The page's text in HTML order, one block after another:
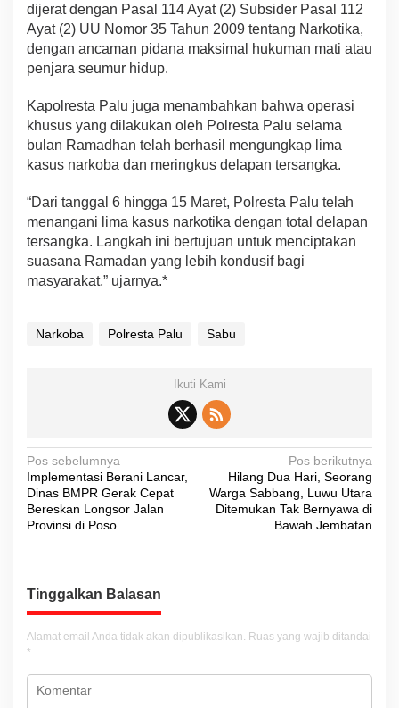
dijerat dengan Pasal 114 Ayat (2) Subsider Pasal 112
Ayat (2) UU Nomor 35 Tahun 2009 tentang Narkotika,
dengan ancaman pidana maksimal hukuman mati atau
penjara seumur hidup.
Kapolresta Palu juga menambahkan bahwa operasi
khusus yang dilakukan oleh Polresta Palu selama
bulan Ramadhan telah berhasil mengungkap lima
kasus narkoba dan meringkus delapan tersangka.
“Dari tanggal 6 hingga 15 Maret, Polresta Palu telah
menangani lima kasus narkotika dengan total delapan
tersangka. Langkah ini bertujuan untuk menciptakan
suasana Ramadan yang lebih kondusif bagi
masyarakat,” ujarnya.*
Narkoba Polresta Palu Sabu
Ikuti Kami
N
a
v
a
s
i
o
Pos sebelumnya
Implementasi Berani Lancar,
Dinas BMPR Gerak Cepat
Bereskan Longsor Jalan
Provinsi di Poso
Pos berikutnya
Hilang Dua Hari, Seorang
Warga Sabbang, Luwu Utara
Ditemukan Tak Bernyawa di
Bawah Jembatan
Tinggalkan Balasan
Alamat email Anda tidak akan dipublikasikan. Ruas yang wajib ditandai
*